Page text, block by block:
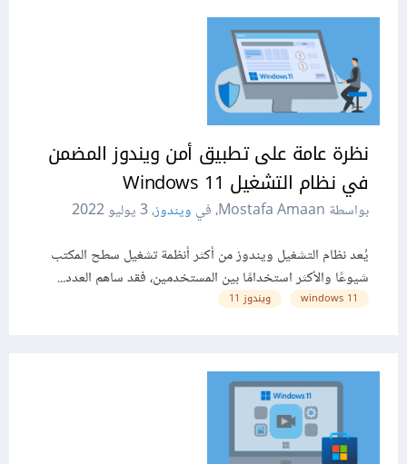
نظرة عامة على تطبيق أمن ويندوز المضمن
في نظام التشغيل 11 Windows
بواسطة Mostafa Amaan، في ويندوز،3 يوليو 2022
يُعد نظام التشغيل ويندوز من أكثر أنظمة تشغيل سطح المكتب
شيوعًا والأكثر استخدامًا بين المستخدمين، فقد ساهم العدد...
11 windows ويندوز 11